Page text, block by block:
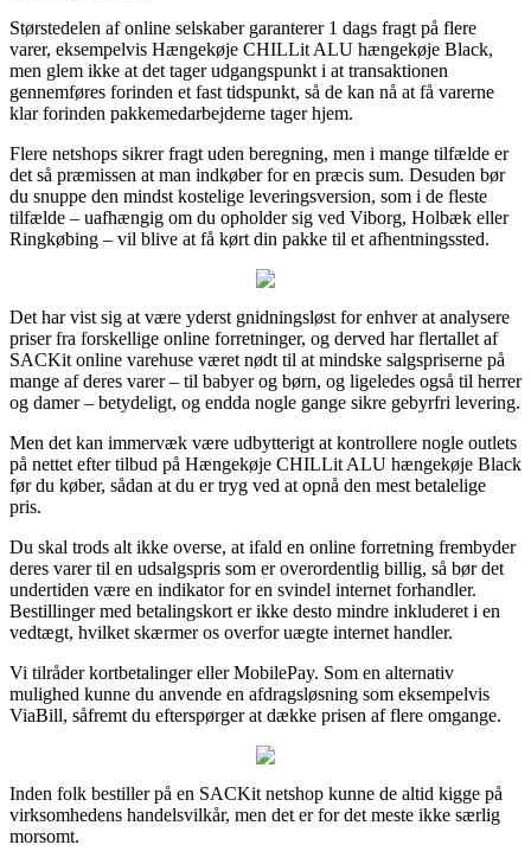
Størstedelen af online selskaber garanterer 1 dags fragt på flere
varer, eksempelvis Hængekøje CHILLit ALU hængekøje Black,
men glem ikke at det tager udgangspunkt i at transaktionen
gennemføres forinden et fast tidspunkt, så de kan nå at få varerne
klar forinden pakkemedarbejderne tager hjem.
Flere netshops sikrer fragt uden beregning, men i mange tilfælde er
det så præmissen at man indkøber for en præcis sum. Desuden bør
du snuppe den mindst kostelige leveringsversion, som i de fleste
tilfælde – uafhængig om du opholder sig ved Viborg, Holbæk eller
Ringkøbing – vil blive at få kørt din pakke til et afhentningssted.
Det har vist sig at være yderst gnidningsløst for enhver at analysere
priser fra forskellige online forretninger, og derved har flertallet af
SACKit online varehuse været nødt til at mindske salgspriserne på
mange af deres varer – til babyer og børn, og ligeledes også til herrer
og damer – betydeligt, og endda nogle gange sikre gebyrfri levering.
Men det kan immervæk være udbytterigt at kontrollere nogle outlets
på nettet efter tilbud på Hængekøje CHILLit ALU hængekøje Black
før du køber, sådan at du er tryg ved at opnå den mest betalelige
pris.
Du skal trods alt ikke overse, at ifald en online forretning frembyder
deres varer til en udsalgspris som er overordentlig billig, så bør det
undertiden være en indikator for en svindel internet forhandler.
Bestillinger med betalingskort er ikke desto mindre inkluderet i en
vedtægt, hvilket skærmer os overfor uægte internet handler.
Vi tilråder kortbetalinger eller MobilePay. Som en alternativ
mulighed kunne du anvende en afdragsløsning som eksempelvis
ViaBill, såfremt du efterspørger at dække prisen af flere omgange.
Inden folk bestiller på en SACKit netshop kunne de altid kigge på
virksomhedens handelsvilkår, men det er for det meste ikke særlig
morsomt.